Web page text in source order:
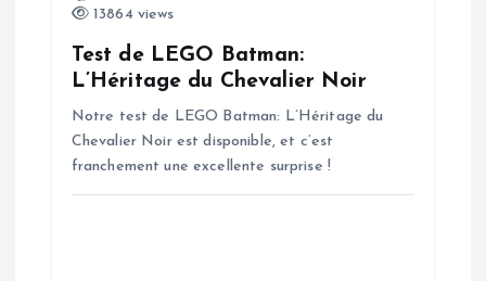
13864 views
Test de LEGO Batman:
L’Héritage du Chevalier Noir
Notre test de LEGO Batman: L’Héritage du
Chevalier Noir est disponible, et c’est
franchement une excellente surprise !